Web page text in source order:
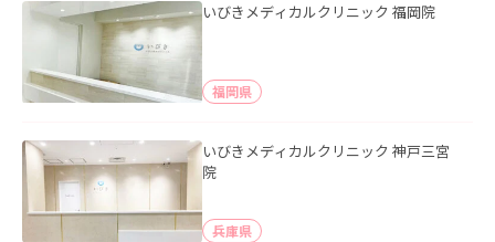
いびきメディカルクリニック 福岡院
福岡県
いびきメディカルクリニック 神戸三宮
院
兵庫県